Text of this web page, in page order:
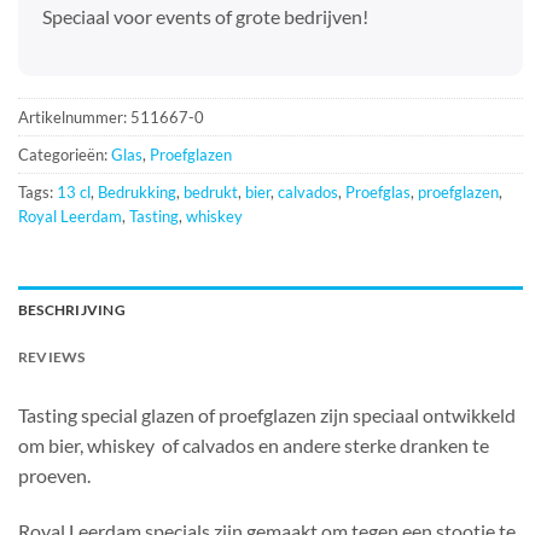
Speciaal voor events of grote bedrijven!
Artikelnummer: 511667-0
Categorieën:Glas, Proefglazen
Tags: 13 cl, Bedrukking, bedrukt, bier,calvados, Proefglas, proefglazen,
Royal Leerdam,Tasting,whiskey
BESCHRIJVING
REVIEWS
Tasting special glazen of proefglazen zijn speciaal ontwikkeld
om bier, whiskey of calvados en andere sterke dranken te
proeven.